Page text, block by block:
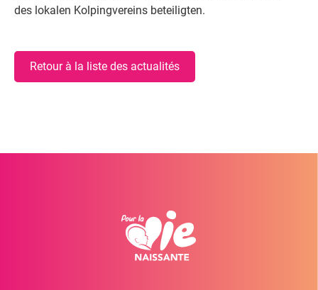
des lokalen Kolpingvereins beteiligten.
Retour à la liste des actualités